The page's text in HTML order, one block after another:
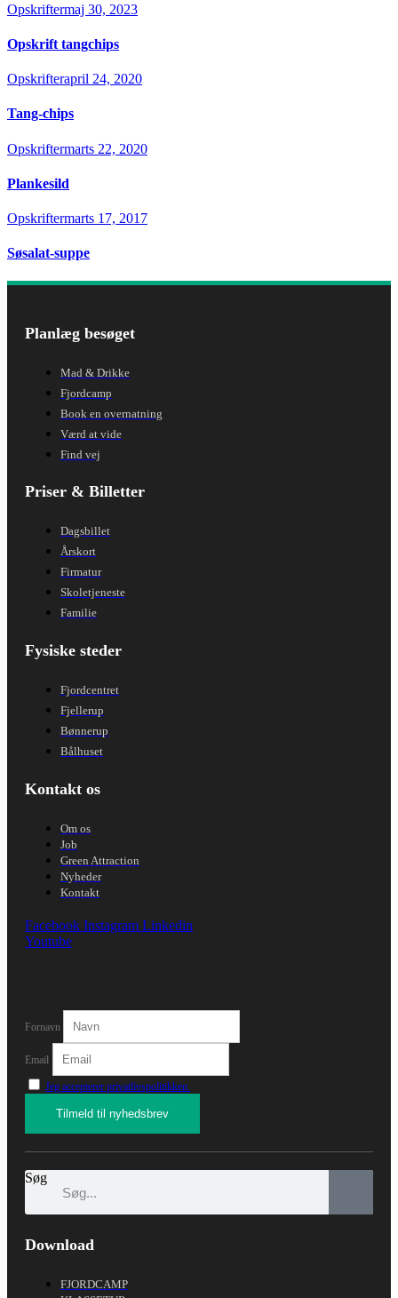
Opskriftermaj 30, 2023
Opskrift tangchips
Opskrifterapril 24, 2020
Tang-chips
Opskriftermarts 22, 2020
Plankesild
Opskriftermarts 17, 2017
Søsalat-suppe
Planlæg besøget
Mad & Drikke
Fjordcamp
Book en overnatning
Værd at vide
Find vej
Priser & Billetter
Dagsbillet
Årskort
Firmatur
Skoletjeneste
Familie
Fysiske steder
Fjordcentret
Fjellerup
Bønnerup
Bålhuset
Kontakt os
Om os
Job
Green Attraction
Nyheder
Kontakt
Facebook Instagram Linkedin
Youtube
Fornavn
Email
Jeg accepterer privatlivspolitikken.
Søg
Download
FJORDCAMP